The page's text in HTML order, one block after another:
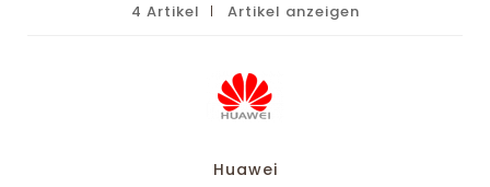
4 Artikel
Artikel anzeigen
Huawei